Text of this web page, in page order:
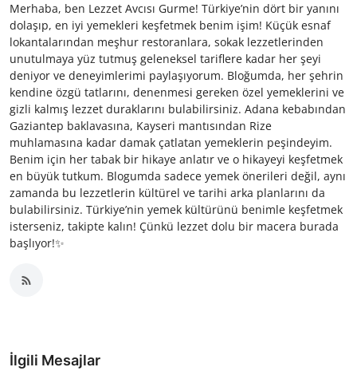
Merhaba, ben Lezzet Avcısı Gurme! Türkiye’nin dört bir yanını
dolaşıp, en iyi yemekleri keşfetmek benim işim! Küçük esnaf
lokantalarından meşhur restoranlara, sokak lezzetlerinden
unutulmaya yüz tutmuş geleneksel tariflere kadar her şeyi
deniyor ve deneyimlerimi paylaşıyorum. Bloğumda, her şehrin
kendine özgü tatlarını, denenmesi gereken özel yemeklerini ve
gizli kalmış lezzet duraklarını bulabilirsiniz. Adana kebabından
Gaziantep baklavasına, Kayseri mantısından Rize
muhlamasına kadar damak çatlatan yemeklerin peşindeyim.
Benim için her tabak bir hikaye anlatır ve o hikayeyi keşfetmek
en büyük tutkum. Blogumda sadece yemek önerileri değil, aynı
zamanda bu lezzetlerin kültürel ve tarihi arka planlarını da
bulabilirsiniz. Türkiye’nin yemek kültürünü benimle keşfetmek
isterseniz, takipte kalın! Çünkü lezzet dolu bir macera burada
başlıyor!✨
İlgili Mesajlar